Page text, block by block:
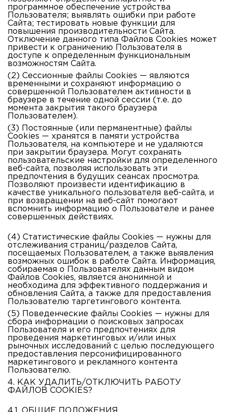
программное обеспечение устройства
Пользователя; выявлять ошибки при работе
Сайта; тестировать новые функции для
повышения производительности Сайта.
Отключение данного типа Файлов Cookies может
привести к ограничению Пользователя в
доступе к определенным функциональным
возможностям Сайта.
(2) Сессионные файлы Cookies — являются
временными и сохраняют информацию о
совершенной Пользователем активности в
браузере в течение одной сессии (т.е. до
момента закрытия такого браузера
Пользователем).
(3) Постоянные (или перманентные) файлы
Cookies — хранятся в памяти устройства
Пользователя, на компьютере и не удаляются
при закрытии браузера. Могут сохранять
пользовательские настройки для определенного
веб-сайта, позволяя использовать эти
предпочтения в будущих сеансах просмотра.
Позволяют произвести идентификацию в
качестве уникального пользователя веб-сайта, и
при возвращении на веб-сайт помогают
вспомнить информацию о Пользователе и ранее
совершенных действиях.
(4) Статистические файлы Cookies — нужны для
отслеживания страниц/разделов Сайта,
посещаемых Пользователем, а также выявления
возможных ошибок в работе Сайта. Информация,
собираемая о Пользователях данным видом
Файлов Cookies, является анонимной и
необходима для эффективного поддержания и
обновления Сайта, а также для предоставления
Пользователю таргетингового контента.
(5) Поведенческие файлы Cookies — нужны для
сбора информации о поисковых запросах
Пользователя и его предпочтениях для
проведения маркетинговых и/или иных
рыночных исследований с целью последующего
предоставления персонифицированного
маркетингового и рекламного контента
Пользователю.
4. КАК УДАЛИТЬ/ОТКЛЮЧИТЬ РАБОТУ
ФАЙЛОВ COOKIES?